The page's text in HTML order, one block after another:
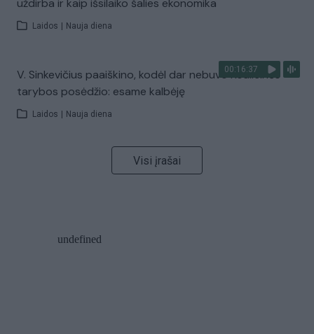
uždirba ir kaip išsilaiko šalies ekonomika
Laidos Nauja diena
00:16:37
V. Sinkevičius paaiškino, kodėl dar nebuvo Koalicinės
tarybos posėdžio: esame kalbėję
Laidos Nauja diena
Visi įrašai